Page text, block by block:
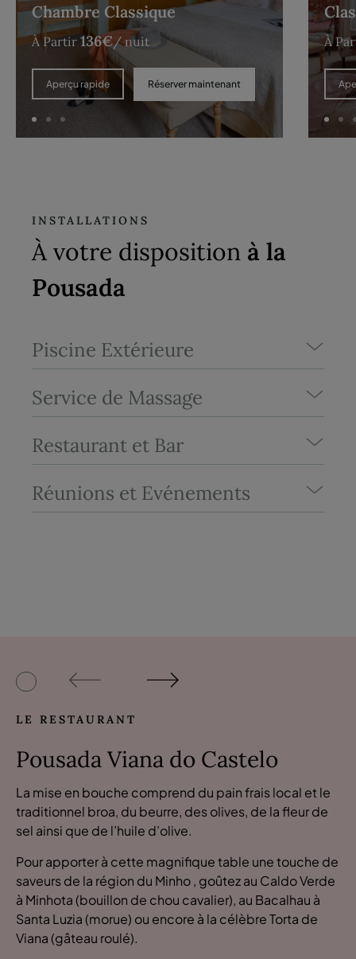
Chambre Classique
À Partir 136€/ nuit
Aperçu rapide Réserver maintenant
À
INSTALLATIONS
À votre disposition à la
Pousada
Piscine Extérieure
Service de Massage
Restaurant et Bar
Réunions et Evénements
LE RESTAURANT
Pousada Viana do Castelo
La mise en bouche comprend du pain frais local et le
traditionnel broa, du beurre, des olives, de la fleur de
sel ainsi que de l’huile d’olive.
Pour apporter à cette magnifique table une touche de
saveurs de la région du Minho , goûtez au Caldo Verde
à Minhota (bouillon de chou cavalier), au Bacalhau à
Santa Luzia (morue) ou encore à la célèbre Torta de
Viana (gâteau roulé).